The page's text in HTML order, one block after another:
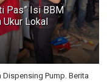
Pas” Isi BBM
Ukur Lokal
Pump. Berita